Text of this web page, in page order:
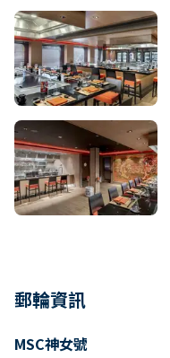
郵輪資訊
MSC神女號